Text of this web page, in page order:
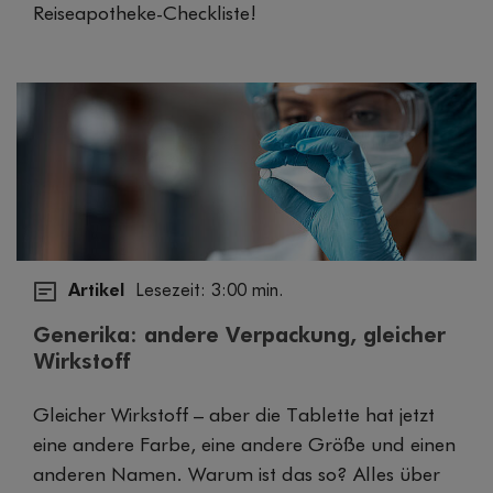
Reiseapotheke-Checkliste!
Artikel Lesezeit: 3:00 min.
Generika: andere Verpackung, gleicher
Wirkstoff
Gleicher Wirkstoff – aber die Tablette hat jetzt
eine andere Farbe, eine andere Größe und einen
anderen Namen. Warum ist das so? Alles über